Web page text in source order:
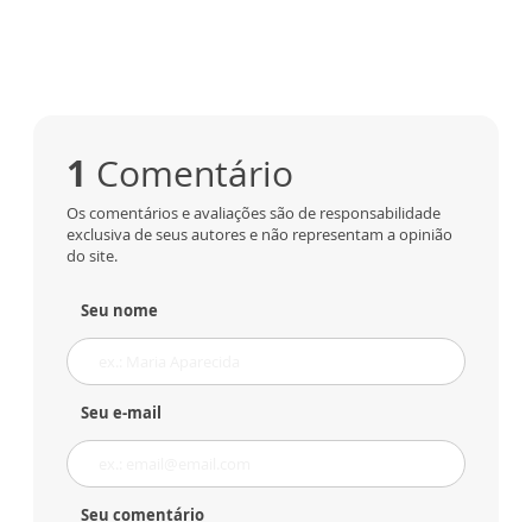
1 Comentário
Os comentários e avaliações são de responsabilidade
exclusiva de seus autores e não representam a opinião
do site.
Seu nome
Seu e-mail
Seu comentário